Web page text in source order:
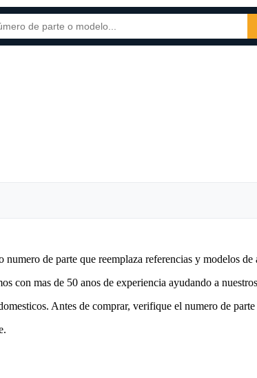
de parte que reemplaza referencias y modelos de
con mas de 50 anos de experiencia ayudando a
Antes de comprar, verifique el numero de